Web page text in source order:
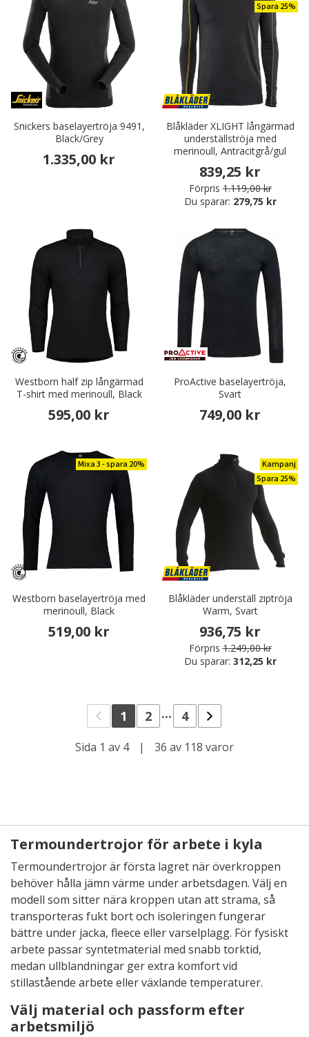
Snickers baselayertröja 9491,
Black/Grey
1.335,00 kr
Spara 25%
Blåkläder XLIGHT långärmad
underställströja med
merinoull, Antracitgrå/gul
839,25 kr
Förpris 1.119,00 kr
Du sparar: 279,75 kr
Westborn half zip långärmad
T-shirt med merinoull, Black
595,00 kr
ProActive baselayertröja,
Svart
749,00 kr
Mixa 3 - spara 20%
Westborn baselayertröja med
merinoull, Black
519,00 kr
Kampanj
Spara 25%
Blåkläder underställ ziptröja
Warm, Svart
936,75 kr
Förpris 1.249,00 kr
Du sparar: 312,25 kr
1 2 ... 4
Sida 1 av 4 | 36 av 118 varor
Termoundertrojor för arbete i kyla
Termoundertrojor är första lagret när överkroppen
behöver hålla jämn värme under arbetsdagen. Välj en
modell som sitter nära kroppen utan att strama, så
transporteras fukt bort och isoleringen fungerar
bättre under jacka, fleece eller varselplagg. För fysiskt
arbete passar syntetmaterial med snabb torktid,
medan ullblandningar ger extra komfort vid
stillastående arbete eller växlande temperaturer.
Välj material och passform efter
arbetsmiljö